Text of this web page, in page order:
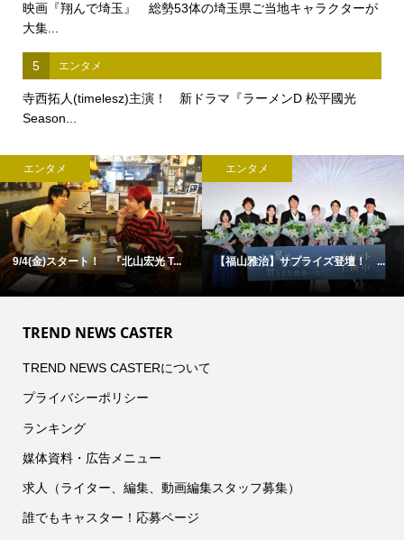
映画『翔んで埼玉』 総勢53体の埼玉県ご当地キャラクターが
大集...
5 エンタメ
寺西拓人(timelesz)主演！ 新ドラマ『ラーメンD 松平國光
Season...
エンタメ
9/4(金)スタート！ 『北山宏光 T...
エンタメ
【福山雅治】サプライズ登壇！ ...
TREND NEWS CASTER
TREND NEWS CASTERについて
プライバシーポリシー
ランキング
媒体資料・広告メニュー
求人（ライター、編集、動画編集スタッフ募集）
誰でもキャスター！応募ページ